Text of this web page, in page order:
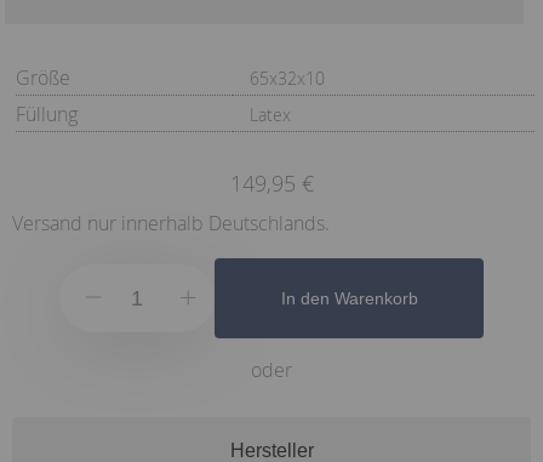
Größe 65x32x10
Füllung Latex
149,95 €
Versand nur innerhalb Deutschlands.
In den Warenkorb
oder
Hersteller